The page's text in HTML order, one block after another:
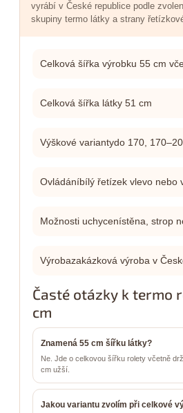
vyrábí v České republice podle
skupiny termo látky a strany
Celková šířka výrobku 55 cm
Celková šířka látky 51 cm
Výškové variantydo 170,
Ovládáníbílý řetízek vlevo nebo
Možnosti uchycenístěna, strop
Výrobazakázková výroba v
Časté otázky k termo
cm
Znamená 55 cm šířku látky?
Ne. Jde o celkovou šířku rolety včetně
cm užší.
Jakou variantu zvolím při celkové